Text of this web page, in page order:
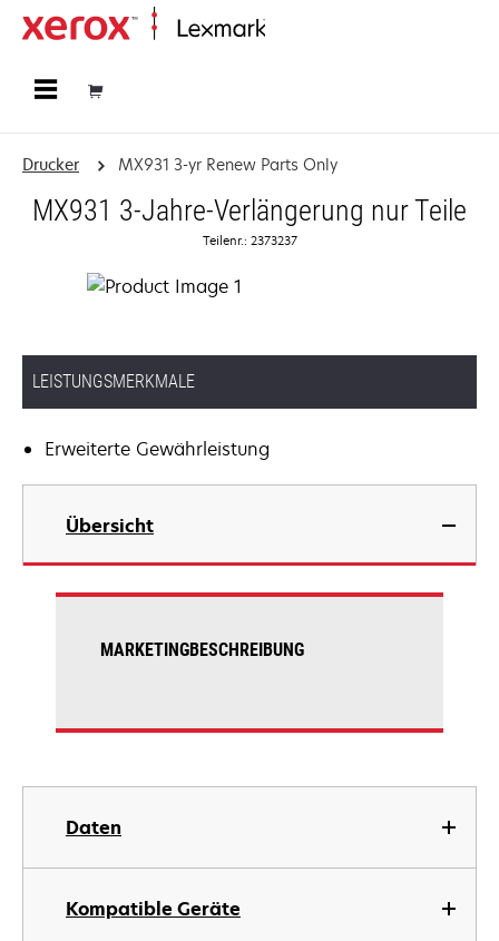
Drucker MX931 3-yr Renew Parts Only
MX931 3-Jahre-Verlängerung nur Teile
Teilenr.: 2373237
LEISTUNGSMERKMALE
Erweiterte Gewährleistung
Übersicht
Daten
Kompatible Geräte
MARKETINGBESCHREIBUNG